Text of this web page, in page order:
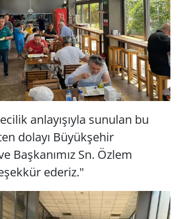
anlayışıyla sunulan bu
dolayı Büyükşehir
Başkanımız Sn. Özlem
ederiz."